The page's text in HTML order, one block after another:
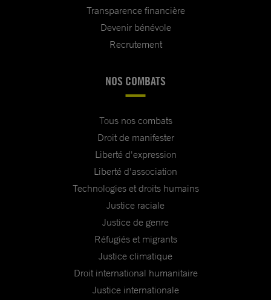
Transparence financière
Devenir bénévole
Recrutement
NOS COMBATS
Tous nos combats
Droit de manifester
Liberté d'expression
Liberté d'association
Technologies et droits humains
Justice raciale
Justice de genre
Réfugiés et migrants
Justice climatique
Droit international humanitaire
Justice internationale